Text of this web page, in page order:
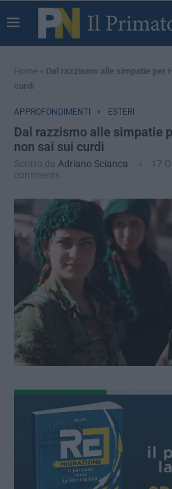
Home » Dal razzismo alle simpatie per
curdi
APPROFONDIMENTI ESTERI
Dal razzismo alle simpatie
non sai sui curdi
Scritto da Adriano Scianca 17
comments